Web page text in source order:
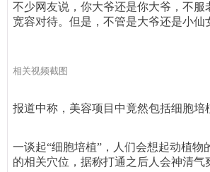
不少网友说，你大爷还是你大爷，不
宽容对待。但是，不管是大爷还是小
相关视频截图
报道中称，美容项目中竟然包括细胞
一谈起“细胞培植”，人们会想起动植
的相关穴位，据称打通之后人会神清